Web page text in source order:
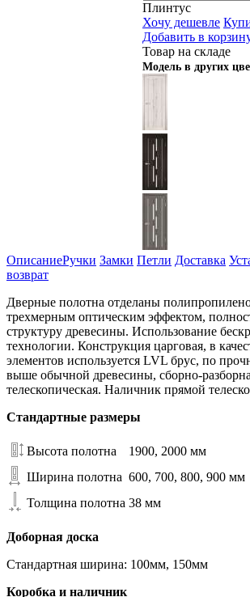
Плинтус
Хочу дешевле
Добавить в
Товар на складе
Модель в других
ОписаниеРучки Замки Петли Доставка
возврат
Дверные полотна отделаны
трехмерным оптическим эффектом,
структуру древесины. Использование
технологии. Конструкция царговая, в
элементов используется LVL брус, по
выше обычной древесины, сборно-
телескопическая. Наличник прямой
Стандартные размеры
Высота полотна
1900, 2000 мм
Ширина полотна 600, 700, 800, 900 мм
Толщина полотна 38 мм
Доборная доска
Стандартная ширина: 100мм, 150мм
Коробка и наличник